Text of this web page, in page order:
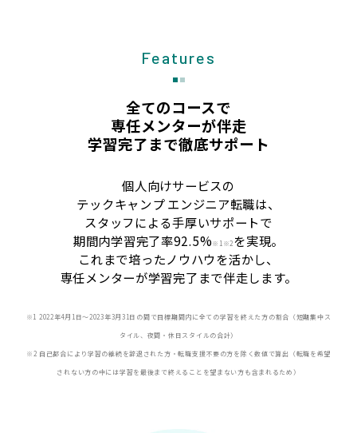
Features
全てのコースで
専任メンターが伴走
学習完了まで徹底サポート
個人向けサービスの
テックキャンプ エンジニア転職は、
スタッフによる手厚いサポートで
期間内学習完了率92.5%※ 1※2を実現。
これまで培ったノウハウを活かし、
専任メンターが学習完了まで伴走します。
※1 2022年4月1日〜2023年3月31日の間で目標期間内に全ての学習を終えた方の割合（短期集中ス
タイル、夜間・休日スタイルの合計）
※2 自己都合により学習の継続を辞退された方・転職支援不要の方を除く数値で算出（転職を希望
されない方の中には学習を最後まで終えることを望まない方も含まれるため）